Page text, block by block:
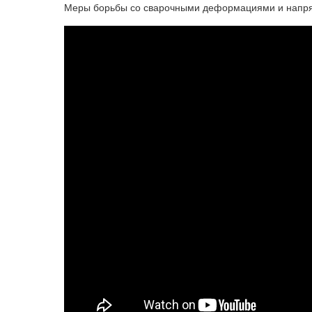
Меры борьбы со сварочными деформациями и